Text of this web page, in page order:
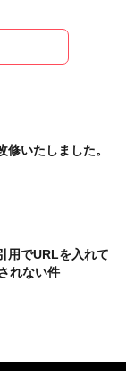
いたしました。
用でURLを入れて
れない件